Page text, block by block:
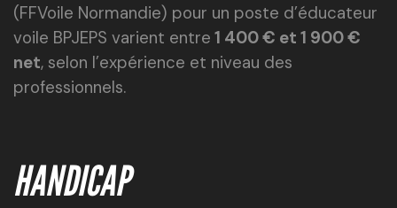
(FFVoile Normandie) pour un poste d’éducateur
voile BPJEPS varient entre 1 400 € et 1 900 €
net, selon l’expérience et niveau des
professionnels.
HANDICAP